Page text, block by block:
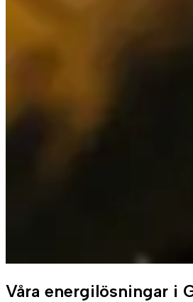
Våra energilösningar i